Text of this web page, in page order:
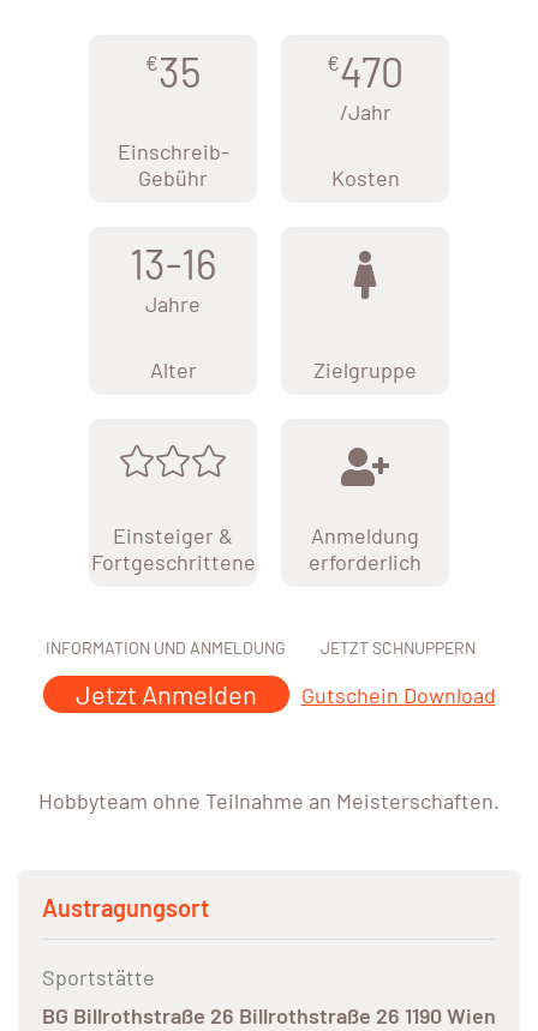
€35
Einschreib-
Gebühr
€470
/Jahr
Kosten
13-16
Jahre
Alter Zielgruppe
Einsteiger &
Fortgeschrittene
Anmeldung
erforderlich
INFORMATION UND ANMELDUNG
Jetzt Anmelden
JETZT SCHNUPPERN
Gutschein Download
Hobbyteam ohne Teilnahme an Meisterschaften.
Austragungsort
Sportstätte
BG Billrothstraße 26 Billrothstraße 26 1190 Wien